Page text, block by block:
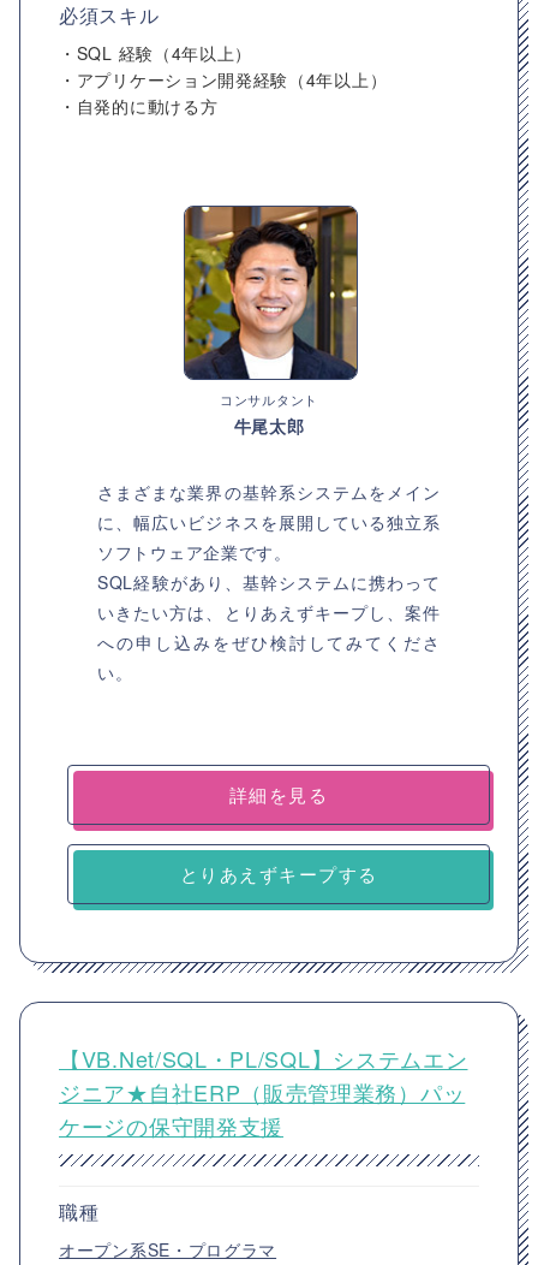
必須スキル
・SQL 経験（4年以上）
・アプリケーション開発経験（4年以上）
・自発的に動ける方
コンサルタント
牛尾太郎
さまざまな業界の基幹系システムをメイン
に、幅広いビジネスを展開している独立系
ソフトウェア企業です。
SQL経験があり、基幹システムに携わって
いきたい方は、とりあえずキープし、案件
への申し込みをぜひ検討してみてくださ
い。
詳細を見る
とりあえずキープする
【VB.Net/SQL・PL/SQL】システムエン
ジニア★自社ERP（販売管理業務）パッ
ケージの保守開発支援
職種
オープン系SE・プログラマ